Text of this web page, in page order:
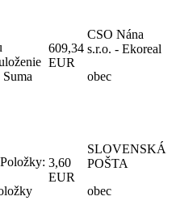
609,34
EUR
CSO Nána
s.r.o. - Ekoreal
obec
3,60
EUR
SLOVENSKÁ
POŠTA
obec